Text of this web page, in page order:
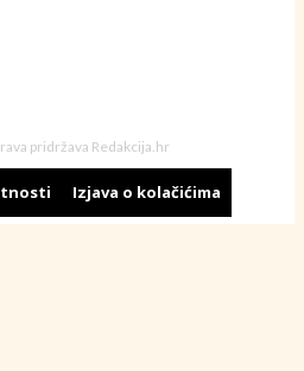
pridržava Redakcija.hr
Izjava o kolačićima